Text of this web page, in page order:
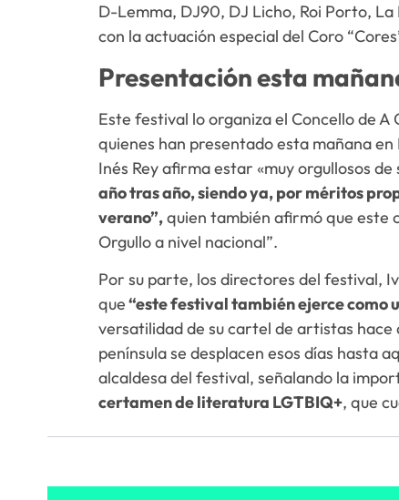
D-Lemma, DJ90, DJ Licho, Roi Porto,
con la actuación especial del Coro
Presentación esta
Este festival lo organiza el Concello de
quienes han presentado esta mañana
Inés Rey afirma estar «muy orgullosos
año tras año, siendo ya, por méritos
verano”,quien también afirmó que este
Orgullo a nivel nacional”.
Por su parte, los directores del festival,
que“este festival también ejerce como
versatilidad de su cartel de artistas hace
península se desplacen esos días hasta
alcaldesa del festival, señalando la
certamen de literatura LGTBIQ+, que